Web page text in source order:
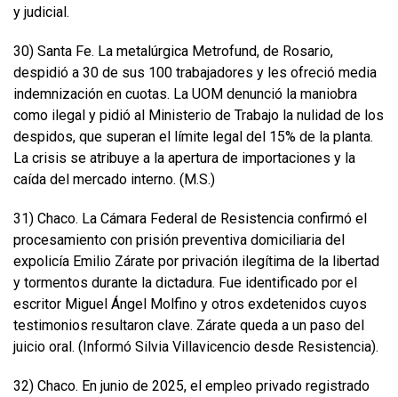
y judicial.
30) Santa Fe. La metalúrgica Metrofund, de Rosario,
despidió a 30 de sus 100 trabajadores y les ofreció media
indemnización en cuotas. La UOM denunció la maniobra
como ilegal y pidió al Ministerio de Trabajo la nulidad de los
despidos, que superan el límite legal del 15% de la planta.
La crisis se atribuye a la apertura de importaciones y la
caída del mercado interno. (M.S.)
31) Chaco. La Cámara Federal de Resistencia confirmó el
procesamiento con prisión preventiva domiciliaria del
expolicía Emilio Zárate por privación ilegítima de la libertad
y tormentos durante la dictadura. Fue identificado por el
escritor Miguel Ángel Molfino y otros exdetenidos cuyos
testimonios resultaron clave. Zárate queda a un paso del
juicio oral. (Informó Silvia Villavicencio desde Resistencia).
32) Chaco. En junio de 2025, el empleo privado registrado